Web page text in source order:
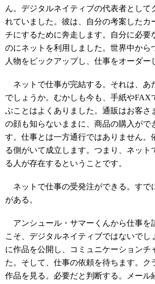
ん。デジタルネイティブの代表者として
れていました。彼は、自分の考案したカ
チにするために奔走します。自分に必要
のにネットを利用しました。世界中から
人物をピックアップし、仕事をオーダー
ネットで仕事が完結する。それは、あ
でしょうか。むかしも今も、手紙やFAX
ぶことはよくありました。通販はお客さ
の顔も知らないままに、商品の購入がで
す。仕事とは一方通行ではありません。
る側がいて成立します。つまり、ネット
る人が存在するということです。
ネットで仕事の受発注ができる。すで
がある。
アンシュール・サマーくんから仕事を
こそ、デジタルネイティブではないでし
に作品を公開し、コミュニケーションチ
た。そして、仕事の依頼を待ちます。ク
作品を見る。必要だと判断する。メール